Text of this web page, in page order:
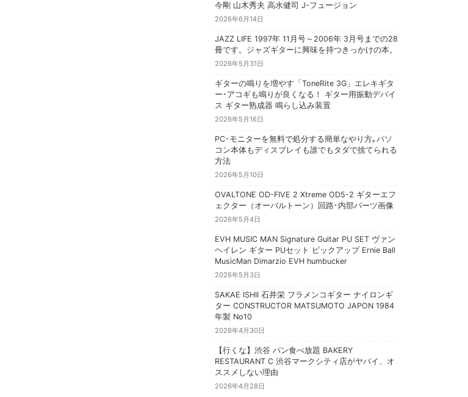
今剛 山木秀夫 高水健司 J-フュージョン
2026年6月14日
JAZZ LIFE 1997年 11月号～2006年 3月号までの28
冊です。ジャズギターに興味を持つきっかけの本。
2026年5月31日
ギターの鳴りを増やす「ToneRite 3G」エレキギタ
ー･アコギも鳴りが良くなる！ ギター用振動デバイ
ス ギター熟成器 鳴らし込み装置
2026年5月16日
PC･モニターを無料で処分する簡単なやり方｡パソ
コン本体もディスプレイも誰でもタダで捨てられる
方法
2026年5月10日
OVALTONE OD-FIVE 2 Xtreme OD5-2 ギターエフ
ェクター（オーバルトーン）回路･内部パーツ画像
2026年5月4日
EVH MUSIC MAN Signature Guitar PU SET ヴァン
ヘイレン ギター PUセット ピックアップ Ernie Ball
MusicMan Dimarzio EVH humbucker
2026年5月3日
SAKAE ISHII 石井栄 フラメンコギター ナイロンギ
ター CONSTRUCTOR MATSUMOTO JAPON 1984
年製 No10
2026年4月30日
【行くな】渋谷 パン食べ放題 BAKERY
RESTAURANT C 渋谷マークシティ店がヤバイ、オ
ススメしない理由
2026年4月28日